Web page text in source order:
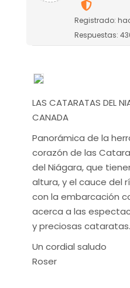
Registrado:
Respuestas:
LAS CATARATAS DEL
CANADA
Panorámica de la
corazón de las
del Niágara, que
altura, y el cauce del
con la embarcación
acerca a las
y preciosas cataratas.
Un cordial saludo
Roser